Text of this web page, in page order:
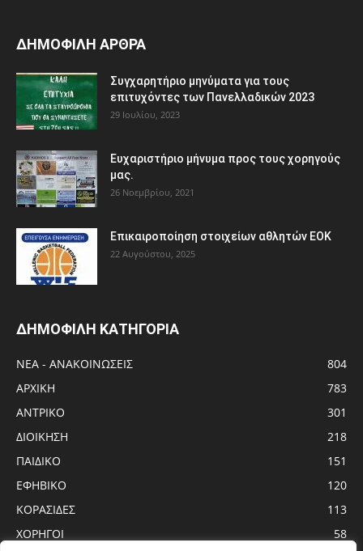
ΔΗΜΟΦΙΛΗ ΑΡΘΡΑ
Συγχαρητήριο μηνύματα για τους
επιτυχόντες των Πανελλαδικών 2023
29 Ιουλίου, 2023
Ευχαριστήριο μήνυμα προς τους χορηγούς
μας.
26 Νοεμβρίου, 2021
Eπικαιροποίηση στοιχείων αθλητών ΕΟΚ
22 Αυγούστου, 2025
ΔΗΜΟΦΙΛΗ ΚΑΤΗΓΟΡΙΑ
ΝΕΑ - ΑΝΑΚΟΙΝΩΣΕΙΣ
804
ΑΡΧΙΚΗ
783
ΑΝTΡΙΚΟ
301
ΔΙΟΙΚΗΣΗ
218
ΠΑΙΔΙΚΟ
151
ΕΦΗΒΙΚΟ
120
ΚΟΡΑΣΙΔΕΣ
113
ΧΟΡΗΓΟΙ
58